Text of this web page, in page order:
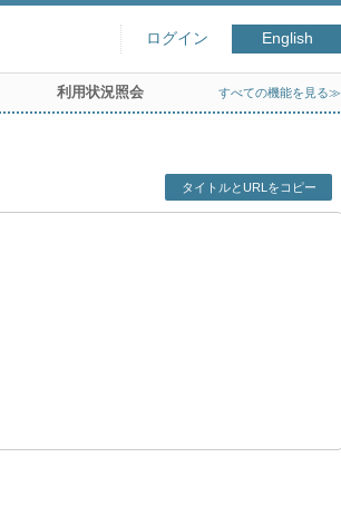
ログイン English
利用状況照会 すべての機能を見る≫
タイトルとURLをコピー